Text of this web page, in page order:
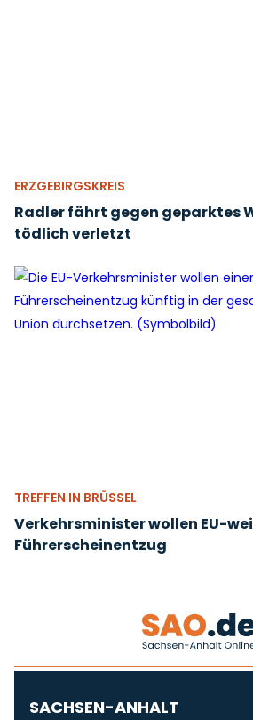
ERZGEBIRGSKREIS
Radler fährt gegen geparktes
tödlich verletzt
TREFFEN IN BRÜSSEL
Verkehrsminister wollen EU-
Führerscheinentzug
SACHSEN-ANHALT